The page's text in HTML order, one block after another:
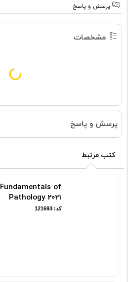
پرسش و پاسخ
مشخصات
پرسش و پاسخ
کتب مرتبط
Fundamentals of
Pathology 2021
کد: 121693